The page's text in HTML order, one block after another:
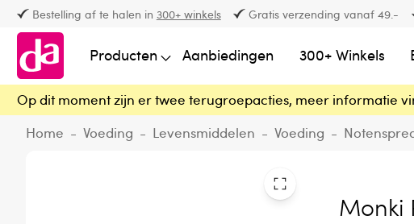
Bestelling af te halen in 300+ winkels Gratis verzending vanaf 49.-
Producten Aanbiedingen 300+ Winkels
Op dit moment zijn er twee terugroepacties, meer informatie
Home - Voeding - Levensmiddelen - Voeding -
Monki